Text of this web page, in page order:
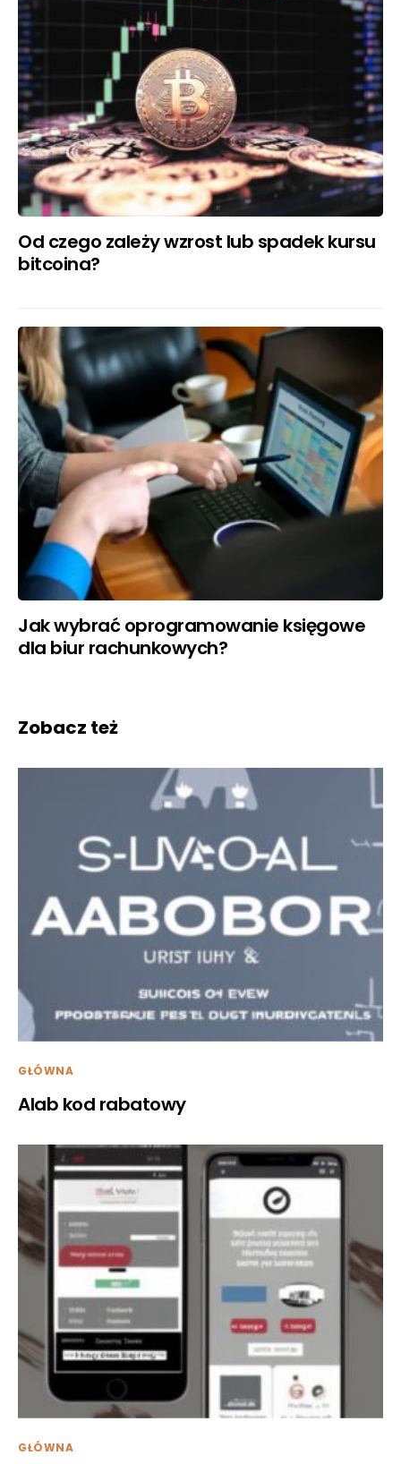
Od czego zależy wzrost lub spadek kursu
bitcoina?
Jak wybrać oprogramowanie księgowe
dla biur rachunkowych?
Zobacz też
GŁÓWNA
Alab kod rabatowy
GŁÓWNA